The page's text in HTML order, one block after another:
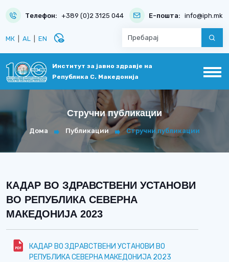
Телефон: +389 (0)2 3125 044 Е-пошта: info@iph.mk
МК AL EN disabled_visible
Институт за јавно здравје на
Република С. Македонија
Стручни публикации
Дома Публикации Стручни публикации
КАДАР ВО ЗДРАВСТВЕНИ УСТАНОВИ
ВО РЕПУБЛИКА СЕВЕРНА
МАКЕДОНИJА 2023
КАДАР ВО ЗДРАВСТВЕНИ УСТАНОВИ ВО
РЕПУБЛИКА СЕВЕРНА МАКЕДОНИJА 2023